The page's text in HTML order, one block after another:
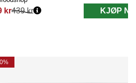
krpris:
439 kr KJØP NÅ